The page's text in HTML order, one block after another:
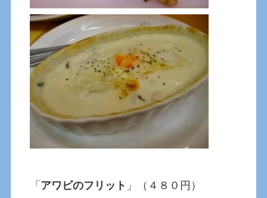
「 アワビのフリット 」（４８０円）